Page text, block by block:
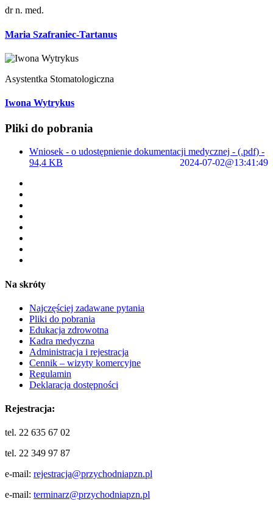
dr n. med.
Maria Szafraniec-Tartanus
Asystentka Stomatologiczna
Iwona Wytrykus
Pliki do pobrania
Wniosek - o udostępnienie dokumentacji medycznej - (.pdf) -
94,4 KB
2024-07-02@13:41:49
Na skróty
Najczęściej zadawane pytania
Pliki do pobrania
Edukacja zdrowotna
Kadra medyczna
Administracja i rejestracja
Cennik – wizyty komercyjne
Regulamin
Deklaracja dostępności
Rejestracja:
tel. 22 635 67 02
tel. 22 349 97 87
e-mail: rejestracja@przychodniapzn.pl
e-mail: terminarz@przychodniapzn.pl